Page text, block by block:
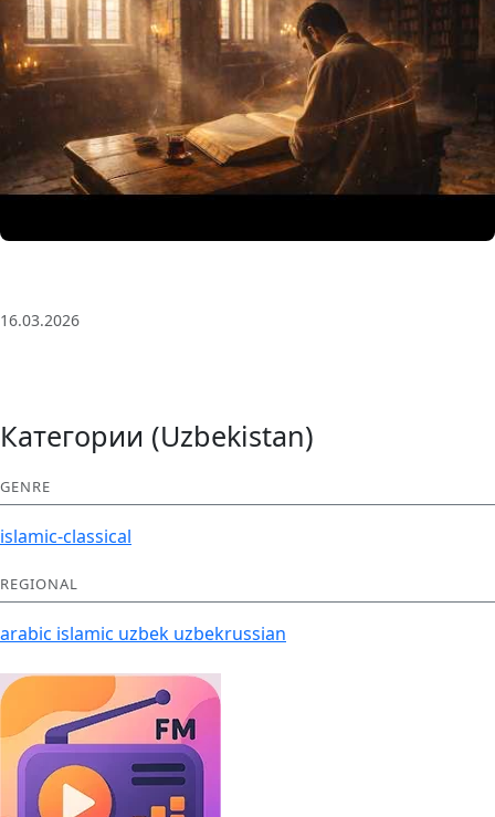
16.03.2026
Категории (Uzbekistan)
GENRE
islamic-classical
REGIONAL
arabic islamic uzbek uzbekrussian